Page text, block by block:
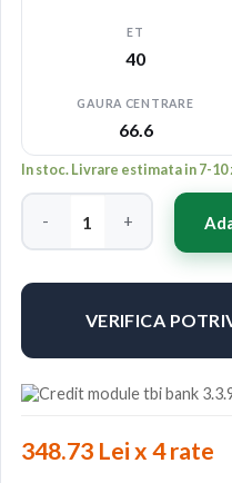
ET
40
GAURA CENTRARE
66.6
In stoc. Livrare estimata in 7-
Cantitate Japan Racing
VERIFICA
348.73 Lei x 4 rate